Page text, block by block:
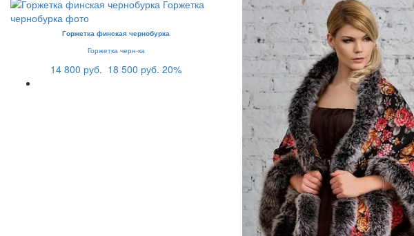
Горжетка финская чернобурка
Горжетка черн-ка
14 800 руб. 18 500 руб. 20%